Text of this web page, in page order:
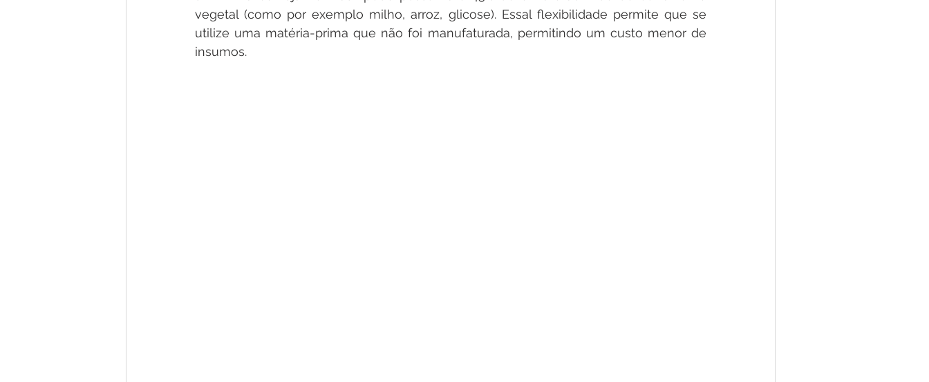
vegetal (como por exemplo milho, arroz, glicose). Essal flexibilidade permite que se
utilize uma matéria-prima que não foi manufaturada, permitindo um custo menor de
insumos.